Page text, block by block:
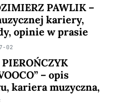
PAWLIK –
kariery,
opinie w prasie
02
– opis
kariera muzyczna,